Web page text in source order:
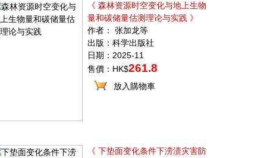
《 森林资源时空变化与地上生物
量和碳储量估测理论与实践 》
作者： 张加龙等
出版：科学出版社
日期：2025-11
售價：HK$261.8
放入購物車
《 下垫面变化条件下涝渍灾害防